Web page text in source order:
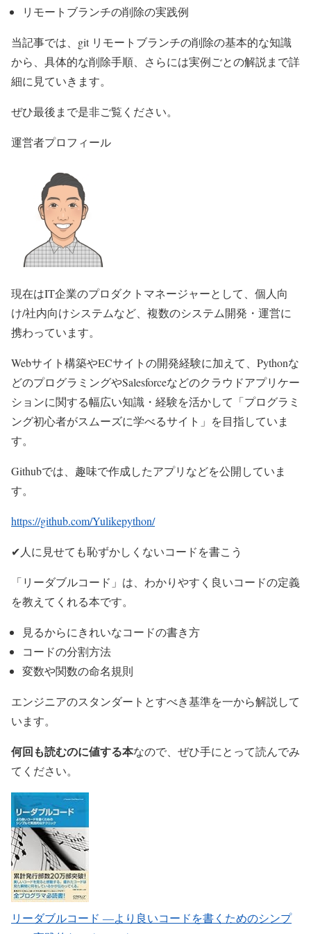
リモートブランチの削除の実践例
当記事では、git リモートブランチの削除の基本的な知識
から、具体的な削除手順、さらには実例ごとの解説まで詳
細に見ていきます。
ぜひ最後まで是非ご覧ください。
運営者プロフィール
現在はIT企業のプロダクトマネージャーとして、個人向
け/社内向けシステムなど、複数のシステム開発・運営に
携わっています。
Webサイト構築やECサイトの開発経験に加えて、Pythonな
どのプログラミングやSalesforceなどのクラウドアプリケー
ションに関する幅広い知識・経験を活かして「プログラミ
ング初心者がスムーズに学べるサイト」を目指していま
す。
Githubでは、趣味で作成したアプリなどを公開していま
す。
https://github.com/Yulikepython/
✔人に見せても恥ずかしくないコードを書こう
「リーダブルコード」は、わかりやすく良いコードの定義
を教えてくれる本です。
見るからにきれいなコードの書き方
コードの分割方法
変数や関数の命名規則
エンジニアのスタンダートとすべき基準を一から解説して
います。
何回も読むのに値する本なので、ぜひ手にとって読んでみ
てください。
リーダブルコード ―より良いコードを書くためのシンプ